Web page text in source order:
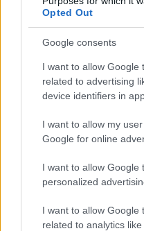
Opted Out
Google consents
I want to allow Google
related to advertising
device identifiers in
I want to allow my
Google for online
I want to allow Google
personalized
I want to allow Google
related to analytics
Add to wishlist
Προσθήκη στο καλάθι
Quick view
Τρόποι Πληρωμής
Τρόποι Αποστολής
Πολιτική επιστροφών
Όροι Χρήσης
Diora Newsletter
Επώνυμο